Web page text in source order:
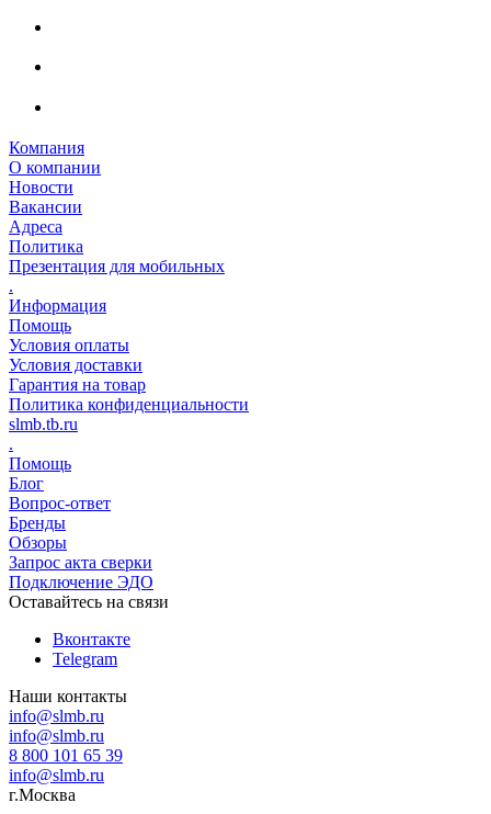
Компания
О компании
Новости
Вакансии
Адреса
Политика
Презентация для мобильных
.
Информация
Помощь
Условия оплаты
Условия доставки
Гарантия на товар
Политика конфиденциальности
slmb.tb.ru
.
Помощь
Блог
Вопрос-ответ
Бренды
Обзоры
Запрос акта сверки
Подключение ЭДО
Оставайтесь на связи
Вконтакте
Telegram
Наши контакты
info@slmb.ru
info@slmb.ru
8 800 101 65 39
info@slmb.ru
г.Москва